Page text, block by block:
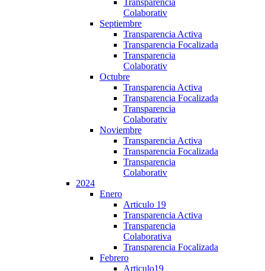
Colaborativ
Septiembre
Transparencia Activa
Transparencia Focalizada
Transparencia
Colaborativ
Octubre
Transparencia Activa
Transparencia Focalizada
Transparencia
Colaborativ
Noviembre
Transparencia Activa
Transparencia Focalizada
Transparencia
Colaborativ
2024
Enero
Articulo 19
Transparencia Activa
Transparencia
Colaborativa
Transparencia Focalizada
Febrero
Articulo19